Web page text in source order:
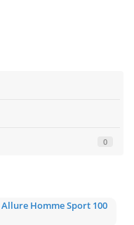
0
Homme Sport 100